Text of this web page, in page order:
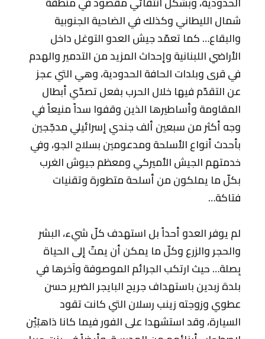
شمال الليطاني وكذلك في الضاحية الجنوبية
والبقاع… كما تعمّد جيش العدو التوغل داخل
الأراضي اللبنانية وإحداث المزيد من التدمير والهدم
في قرى وبلدات الحافة الحدودية، وهي التي عجز
عن التقدّم فيها خلال الحرب بفعل تصدّي أبطال
المقاومة وأساطيرها الذين وقفوا سداً منيعاً في
وجه أكثر من سبعين ألف جندي إسرائيلي مدجّجين
بأحدث أنواع الأسلحة ومدعومين بسلاح الجو، وفي
خدمتهم الجيش الأميركي ومعظم جيوش الغرب
بكلّ ما يملكون من أسلحة متطورة وتقنيات
فتاكة…
لم يوفر العدو أحداً بل استهدف كلّ شيء، البشر
والحجر والزرع وكلّ ما يمكن أن يمتّ إلى الحياة
بِصلة… حيث ارتكب الجرائم الموصوفة وآخرها في
بلدة زبدين باستهداف جريح البايجر الضرير حسن
عطوي وزوجته زينب رسلان التي كانت تقود
السيارة، وقد استشهدا على الفور فيما كانا ذاهبَيْن